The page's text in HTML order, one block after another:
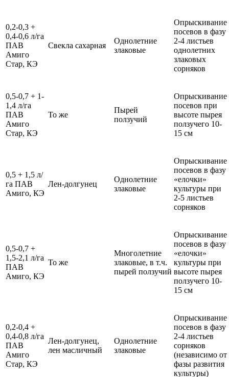
0,2-0,3 +
0,4-0,6 л/га
ПАВ
Амиго
Стар, КЭ
Свекла сахарная
Однолетние
злаковые
Опрыскивание
посевов в фазу
2-4 листьев
однолетних
злаковых
сорняков
0,5-0,7 + 1-
1,4 л/га
ПАВ
Амиго
Стар, КЭ
То же
Пырей
ползучий
Опрыскивание
посевов при
высоте пырея
ползучего 10-
15 см
0,5 + 1,5 л/
га ПАВ
Амиго, КЭ
Лен-долгунец
Однолетние
злаковые
Опрыскивание
посевов в фазу
«елочки»
культуры при
2-5 листьев
сорняков
0,5-0,7 +
1,5-2,1 л/га
ПАВ
Амиго, КЭ
То же
Многолетние
злаковые, в т.ч.
пырей ползучий
Опрыскивание
посевов в фазу
«елочки»
культуры при
высоте пырея
ползучего 10-
15 см
0,2-0,4 +
0,4-0,8 л/га
ПАВ
Амиго
Стар, КЭ
Лен-долгунец,
лен масличный
Однолетние
злаковые
Опрыскивание
посевов в фазу
2-4 листьев
сорняков
(независимо от
фазы развития
культуры)